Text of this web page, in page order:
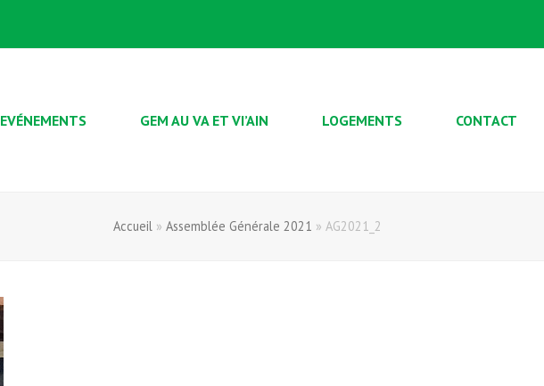
EVÉNEMENTS GEM AU VA ET VI’AIN LOGEMENTS CONTACT
Accueil » Assemblée Générale 2021 » AG2021_2